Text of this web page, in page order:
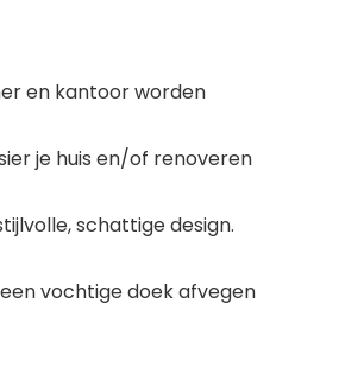
en kantoor worden
je huis en/of renoveren
schattige design.
vochtige doek afvegen